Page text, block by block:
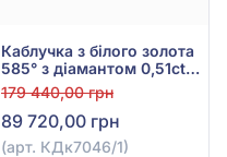
Каблучка з білого золота
585° з діамантом 0,51ct,
арт. КДк7046/1
179 440,00 грн
89 720,00 грн
(арт. КДк7046/1)